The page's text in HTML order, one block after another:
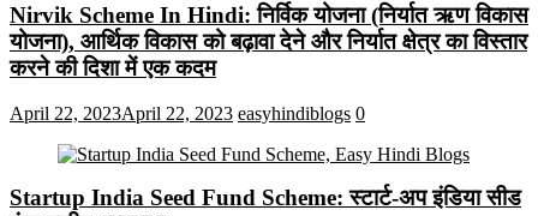
Nirvik Scheme In Hindi: निर्विक योजना (निर्यात ऋण विकास
योजना), आर्थिक विकास को बढ़ावा देने और निर्यात क्षेत्र का विस्तार
करने की दिशा में एक कदम
April 22, 2023April 22, 2023 easyhindiblogs 0
Startup India Seed Fund Scheme: स्टार्ट-अप इंडिया सीड